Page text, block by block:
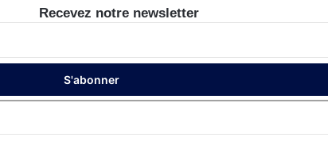
Recevez notre newsletter